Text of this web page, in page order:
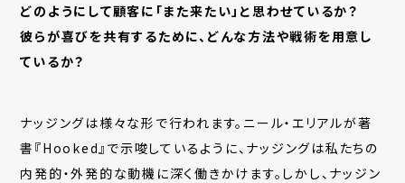
どのようにして顧客に「また来たい」と思わせているか？
彼らが喜びを共有するために、どんな方法や戦術を用意し
ているか？
ナッジングは様々な形で行われます。ニール・エリアルが著
書『Hooked』で示唆しているように、ナッジングは私たちの
内発的・外発的な動機に深く働きかけます。しかし、ナッジン